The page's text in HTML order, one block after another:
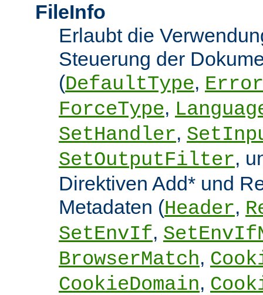
FileInfo
Erlaubt die
Steuerung der
(DefaultType,
ForceType,
SetHandler,
SetOutputFilter,
Direktiven Add* und
Metadaten (Header,
SetEnvIf,
BrowserMatch,
CookieDomain,